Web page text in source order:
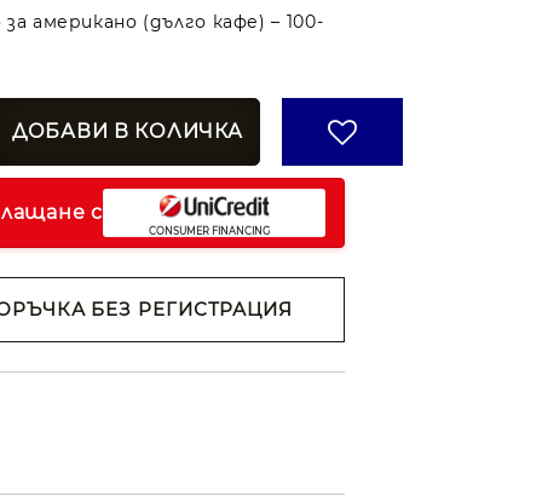
американо (дълго кафе) – 100-
с
БЕЗ РЕГИСТРАЦИЯ